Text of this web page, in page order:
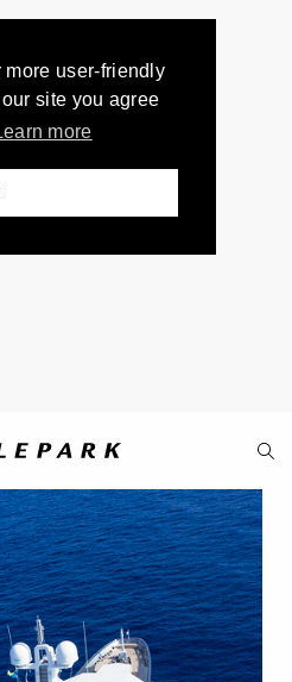
user-friendly
site you agree
more